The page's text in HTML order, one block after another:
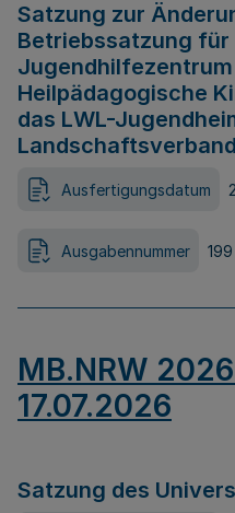
Satzung zur
Betriebssatzung für
Jugendhilfezentrum
Heilpädagogische
das LWL-
Ausfertigungsdatum
Ausgabennummer 199
MB.NRW
17.07.2026
Satzung des